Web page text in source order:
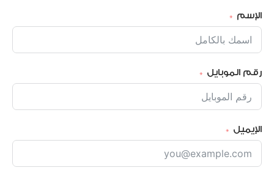
الإسم
رقم الموبايل
الإيميل